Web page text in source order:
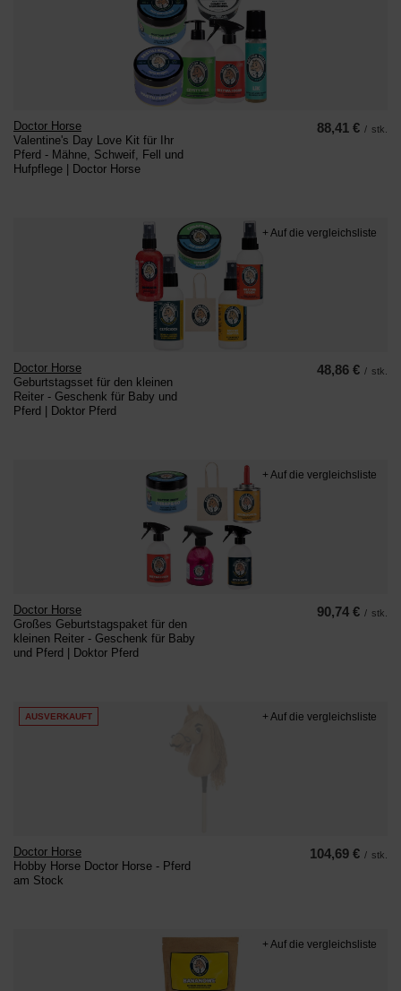
Doctor Horse
Valentine's Day Love Kit für Ihr
Pferd - Mähne, Schweif, Fell und
Hufpflege | Doctor Horse
88,41 € / stk.
Doctor Horse
Geburtstagsset für den kleinen
Reiter - Geschenk für Baby und
Pferd | Doktor Pferd
48,86 € / stk.
+ Auf die vergleichsliste
Doctor Horse
Großes Geburtstagspaket für den
kleinen Reiter - Geschenk für Baby
und Pferd | Doktor Pferd
90,74 € / stk.
+ Auf die vergleichsliste
AUSVERKAUFT
Doctor Horse
Hobby Horse Doctor Horse - Pferd
am Stock
104,69 € / stk.
+ Auf die vergleichsliste
+ Auf die vergleichsliste